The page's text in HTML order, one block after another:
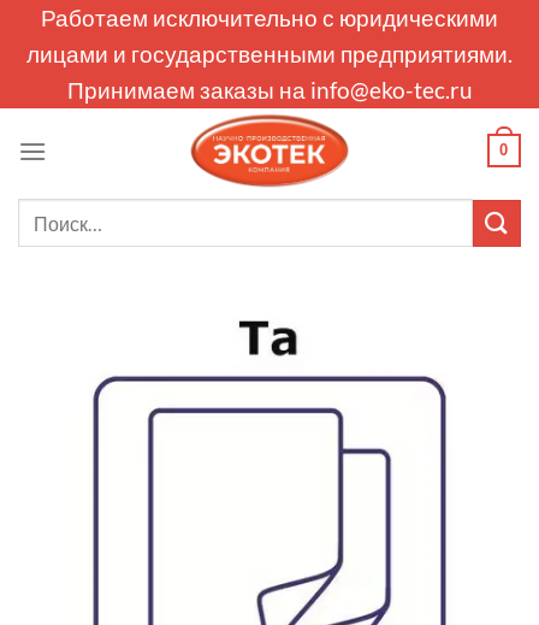
Работаем исключительно с юридическими
лицами и государственными предприятиями.
Принимаем заказы на info@eko-tec.ru
0